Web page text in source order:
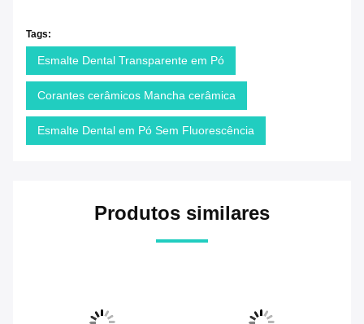
Tags:
Esmalte Dental Transparente em Pó
Corantes cerâmicos Mancha cerâmica
Esmalte Dental em Pó Sem Fluorescência
Produtos similares